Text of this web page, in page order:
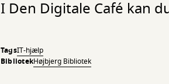
I Den Digitale Café kan
TagsIT-hjælp
BibliotekHøjbjerg Bibliotek